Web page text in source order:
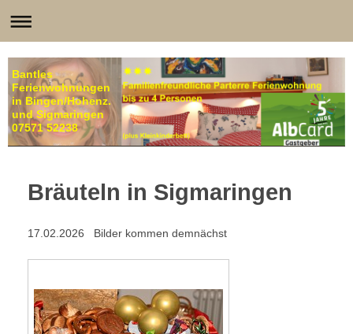
Bantles
Ferienwohnungen
in Bingen/Hohenz.
und Sigmaringen
07571 52238
Bräuteln in Sigmaringen
17.02.2026 Bilder kommen demnächst